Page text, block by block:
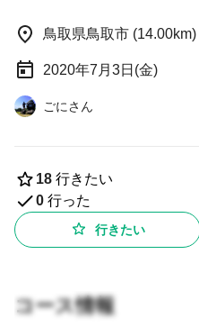
鳥取県鳥取市 (14.00km)
2020年7月3日(金)
ごにさん
18 行きたい
0 行った
行きたい
コース情報